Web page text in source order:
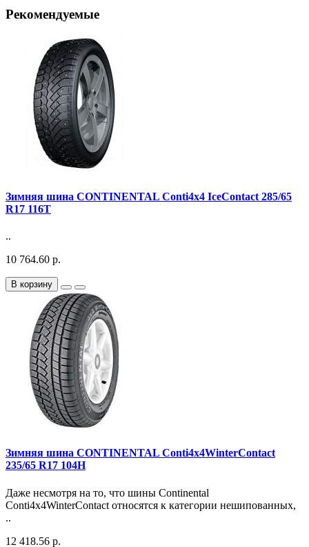
Рекомендуемые
Зимняя шина CONTINENTAL Conti4x4 IceContact 285/65
R17 116T
..
10 764.60 р.
В корзину
Зимняя шина CONTINENTAL Conti4x4WinterContact
235/65 R17 104H
Даже несмотря на то, что шины Continental
Conti4x4WinterContact относятся к категории нешипованных,
..
12 418.56 р.